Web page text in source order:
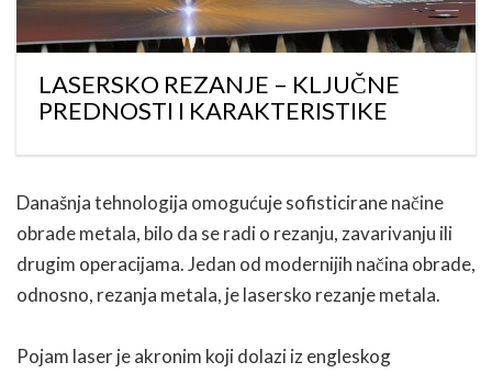
LASERSKO REZANJE – KLJUČNE
PREDNOSTI I KARAKTERISTIKE
Današnja tehnologija omogućuje sofisticirane načine
obrade metala, bilo da se radi o rezanju, zavarivanju ili
drugim operacijama. Jedan od modernijih načina obrade,
odnosno, rezanja metala, je lasersko rezanje metala.
Pojam laser je akronim koji dolazi iz engleskog